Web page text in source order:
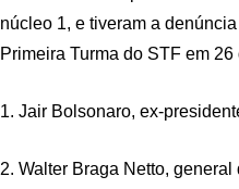
núcleo 1, e tiveram a
Primeira Turma do STF em
1. Jair Bolsonaro, ex-
2. Walter Braga Netto,